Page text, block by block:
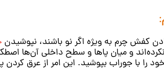
کفش چرم به ویژه اگر نو باشند، نپوشیدن
و میان پاها و سطح داخلی آن‌ها
با جوراب بپوشید. این امر از عرق کردن